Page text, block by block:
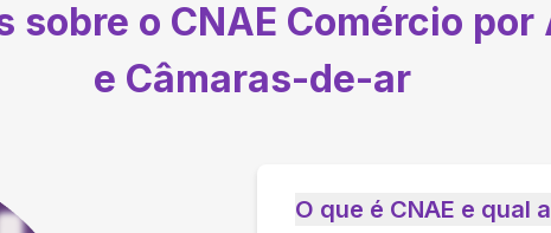
sobre o CNAE Comércio por
e Câmaras-de-ar
O que é CNAE e qual